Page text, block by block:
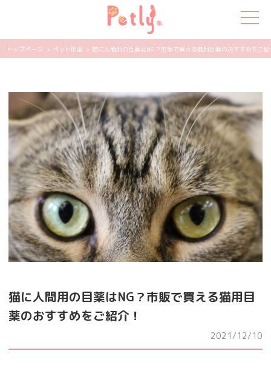
猫の特集
ペット用品
飼い主さんの悩み
ペットの気持ち
知って得する
エンタメ
トップページ > ペット用品 > 猫に人間用の目薬はNG？市販で買える猫用目薬のおすすめをご
猫に人間用の目薬はNG？市販で買える猫用目
薬のおすすめをご紹介！
2021/12/10